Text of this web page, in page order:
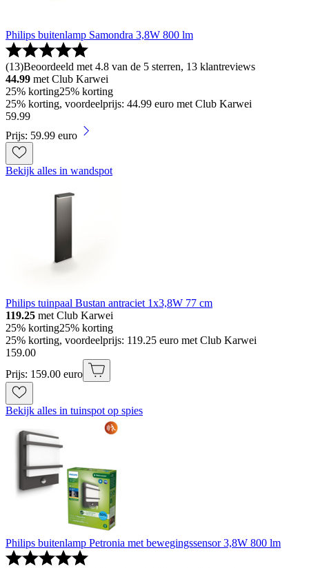
Philips buitenlamp Samondra 3,8W 800 lm
(13)Beoordeeld met 4.8 van de 5 sterren, 13 klantreviews
44.99 met Club Karwei
25% korting25% korting
25% korting, voordeelprijs: 44.99 euro met Club Karwei
59.99
Prijs: 59.99 euro
Bekijk alles in wandspot
Philips tuinpaal Bustan antraciet 1x3,8W 77 cm
119.25 met Club Karwei
25% korting25% korting
25% korting, voordeelprijs: 119.25 euro met Club Karwei
159.00
Prijs: 159.00 euro
Bekijk alles in tuinspot op spies
Philips buitenlamp Petronia met bewegingssensor 3,8W 800 lm